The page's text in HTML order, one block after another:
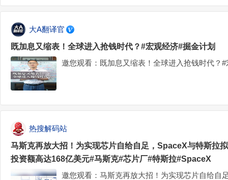
大A翻译官
既加息又缩表！全球进入抢钱时代？#宏观经济#掘金计划
邀您观看：既加息又缩表！全球进入抢钱时代？
热搜解码站
马斯克再放大招！为实现芯片自给自足，SpaceX与特斯拉
投资额高达168亿美元#马斯克#芯片厂#特斯拉#SpaceX
邀您观看：马斯克再放大招！为实现芯片自给自